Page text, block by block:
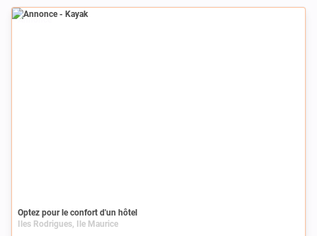
Annonce
Optez pour le confort d'un hôtel
Iles Rodrigues, Ile Maurice